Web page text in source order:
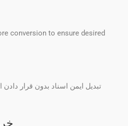
conversion to ensure desired
تبدیل ایمن اسناد بدون قرار